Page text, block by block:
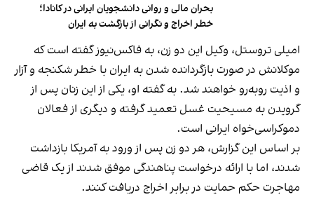
بحران مالی و روانی دانشجویان ایرانی در کانادا؛
خطر اخراج و نگرانی از بازگشت به ایران
امیلی تروستل، وکیل این دو زن، به فاکس‌نیوز گفته است که
موکلانش در صورت بازگردانده شدن به ایران با خطر شکنجه و آزار
و اذیت روبه‌رو خواهند شد. به گفته او، یکی از این زنان پس از
گرویدن به مسیحیت غسل تعمید گرفته و دیگری از فعالان
دموکراسی‌خواه ایرانی است.
بر اساس این گزارش، هر دو زن پس از ورود به آمریکا بازداشت
شدند، اما با ارائه درخواست پناهندگی موفق شدند از یک قاضی
مهاجرت حکم حمایت در برابر اخراج دریافت کنند.